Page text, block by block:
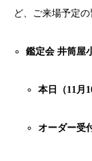
ど、ご来場予定
鑑定会 井筒屋
本日（11月
オーダー受